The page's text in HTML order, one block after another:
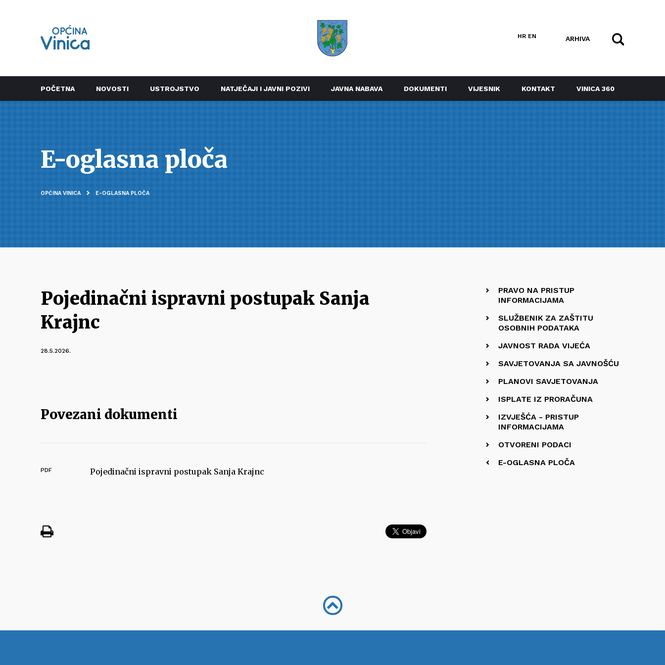
HR EN ARHIVA
POČETNA NOVOSTI USTROJSTVO NATJEČAJI I JAVNI POZIVI JAVNA NABAVA DOKUMENTI VIJESNIK KONTAKT VINICA 360
E-oglasna ploča
OPĆINA VINICA E-OGLASNA PLOČA
Pojedinačni ispravni postupak Sanja
Krajnc
28.5.2026.
Povezani dokumenti
PDF Pojedinačni ispravni postupak Sanja Krajnc
PRAVO NA PRISTUP
INFORMACIJAMA
SLUŽBENIK ZA ZAŠTITU
OSOBNIH PODATAKA
JAVNOST RADA VIJEĆA
SAVJETOVANJA SA JAVNOŠĆU
PLANOVI SAVJETOVANJA
ISPLATE IZ PRORAČUNA
IZVJEŠĆA - PRISTUP
INFORMACIJAMA
OTVORENI PODACI
E-OGLASNA PLOČA